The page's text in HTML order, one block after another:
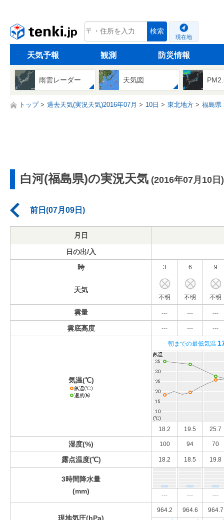
tenki.jp 検索
現在地
天気予報 観測 防災情報
雨雲レーダー 天気図
トップ 過去天気(実況天気)2016年07月 10日 東北地方 福島県
白河(福島県)の実況天気 (2016年07月10日)
前日(07月09日)
月日
日の出/入 ---
時 3 6 9
天気
不明 不明 不明
雲量 --- --- ---
雲底高度 --- --- ---
気温(℃)
朝までの最低気温
18.2 19.5 25.7
湿度(%) 100 94 70
露点温度(℃) 18.2 18.5 19.8
3時間降水量
(mm)
--- --- ---
現地気圧(hPa)
964.2 964.6 964.7